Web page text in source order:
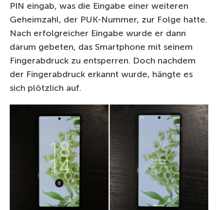
PIN eingab, was die Eingabe einer weiteren
Geheimzahl, der PUK-Nummer, zur Folge hatte.
Nach erfolgreicher Eingabe wurde er dann
darum gebeten, das Smartphone mit seinem
Fingerabdruck zu entsperren. Doch nachdem
der Fingerabdruck erkannt wurde, hängte es
sich plötzlich auf.